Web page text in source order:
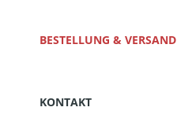
BESTELLUNG & VERSAND
KONTAKT